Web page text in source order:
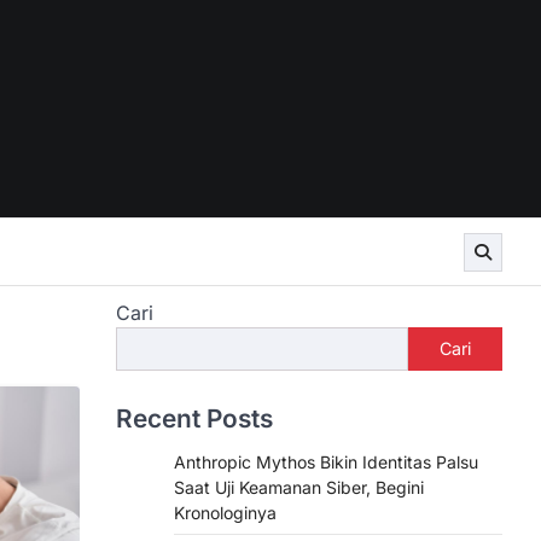
Cari
Cari
Recent Posts
Anthropic Mythos Bikin Identitas Palsu
Saat Uji Keamanan Siber, Begini
Kronologinya